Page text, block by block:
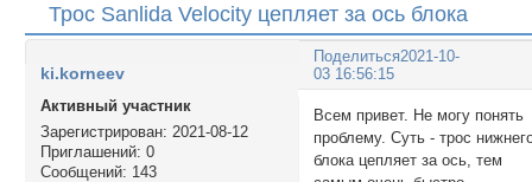
Трос Sanlida Velocity цепляет за ось блока
Поделиться2021-10-
03 16:56:15
ki.korneev
Активный участник
Зарегистрирован: 2021-08-12
Приглашений: 0
Сообщений: 143
Всем привет. Не могу понять
проблему. Суть - трос
блока цепляет за ось, тем